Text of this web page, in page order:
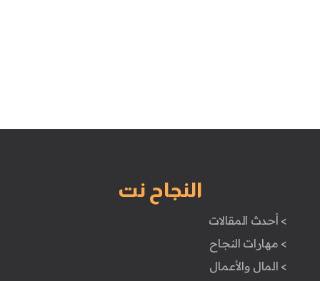
النجاح نت
> أحدث المقالات
> مهارات النجاح
> المال والأعمال